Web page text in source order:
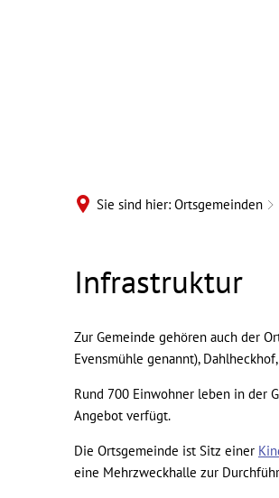
Sie sind hier: Ortsgemeinden
Burbach
Infrastruktur
Infrastruktur
Zur Gemeinde gehören auch der
Evensmühle genannt),
Rund 700 Einwohner leben in der
Angebot verfügt.
Die Ortsgemeinde ist Sitz einer
eine Mehrzweckhalle zur